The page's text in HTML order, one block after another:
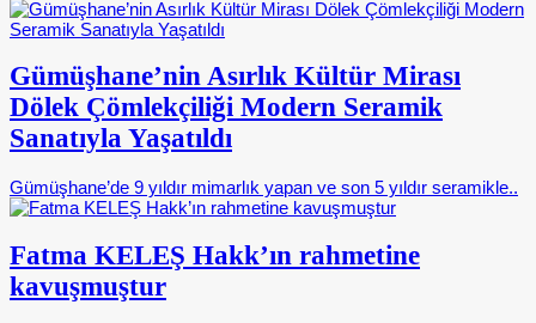
Gümüşhane’nin Asırlık Kültür Mirası
Dölek Çömlekçiliği Modern Seramik
Sanatıyla Yaşatıldı
Gümüşhane’de 9 yıldır mimarlık yapan ve son 5 yıldır seramikle..
Fatma KELEŞ Hakk’ın rahmetine
kavuşmuştur